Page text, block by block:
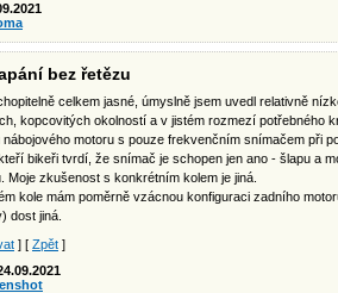
bez řetězu
celkem jasné, úmyslně jsem uvedl relativně
kopcovitých okolností a v jistém rozmezí potřebného
motoru s pouze frekvenčním snímačem při
bikeři tvrdí, že snímač je schopen jen ano - šlapu a
Moje zkušenost s konkrétním kolem je jiná.
kole mám poměrně vzácnou konfiguraci zadního
dost jiná.
] [ Zpět ]